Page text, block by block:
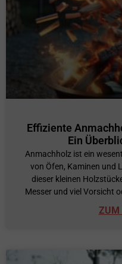
Effiziente
Ein
Anmachholz ist ein
von Öfen, Kaminen und
dieser kleinen
Messer und viel Vorsicht
ZUM